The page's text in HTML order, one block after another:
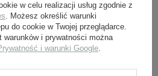
manierki M31 + podkładka
w celu realizacji usług zgodnie z
. Możesz określić warunki
do cookie w Twojej przeglądarce.
warunków i prywatności można
i warunki Google.